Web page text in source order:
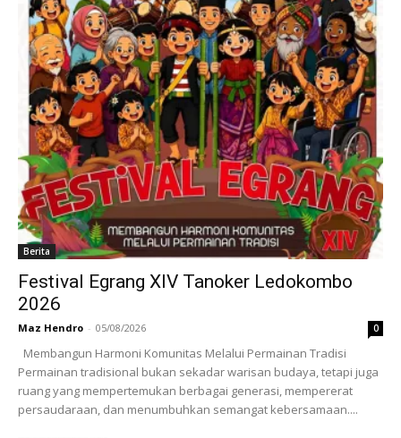
Berita
Festival Egrang XIV Tanoker Ledokombo
2026
Maz Hendro - 05/08/2026 0
Membangun Harmoni Komunitas Melalui Permainan Tradisi
Permainan tradisional bukan sekadar warisan budaya, tetapi juga
ruang yang mempertemukan berbagai generasi, mempererat
persaudaraan, dan menumbuhkan semangat kebersamaan....